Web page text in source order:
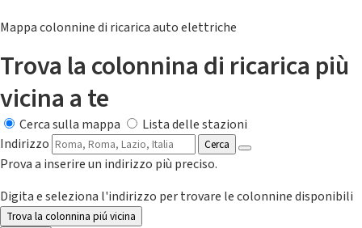
Mappa colonnine di ricarica auto elettriche
Trova la colonnina di ricarica più
vicina a te
Cerca sulla mappa
Lista delle stazioni
Indirizzo
Cerca
Prova a inserire un indirizzo più preciso.
Digita e seleziona l'indirizzo per trovare le colonnine disponibili
Trova la colonnina piú vicina